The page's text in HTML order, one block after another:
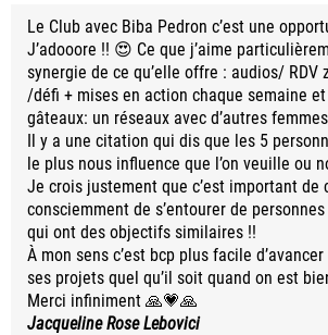
Le Club avec Biba Pedron c’est une
J’adooore !! 😍 Ce que j’aime
synergie de ce qu’elle offre : audios/ RDV
/défi + mises en action chaque semaine
gâteaux: un réseaux avec d’autres
Il y a une citation qui dis que les 5
le plus nous influence que l’on veuille ou
Je crois justement que c’est important de
consciemment de s’entourer de
qui ont des objectifs similaires !!
À mon sens c’est bcp plus facile
ses projets quel qu’il soit quand on est
Merci infiniment 🙏💗🙏
Jacqueline Rose Lebovici